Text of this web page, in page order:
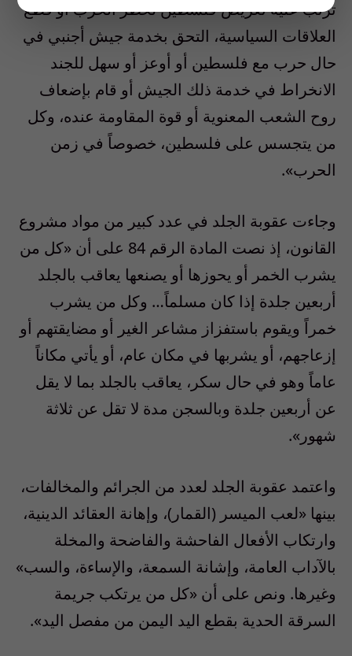
ترتب عليه تعريض فلسطين لخطر الحرب أو قطع
العلاقات السياسية، التحق بخدمة جيش أجنبي في
حال حرب مع فلسطين أو أوعز أو سهل للجند
الانخراط في خدمة ذلك الجيش أو قام بإضعاف
روح الشعب المعنوية أو قوة المقاومة عنده، وكل
من يتجسس على فلسطين، خصوصاً في زمن
الحرب».
وجاءت عقوبة الجلد في عدد كبير من مواد مشروع
القانون، إذ نصت المادة الرقم 84 على أن «كل من
يشرب الخمر أو يحوزها أو يصنعها يعاقب بالجلد
أربعين جلدة إذا كان مسلماً… وكل من يشرب
خمراً ويقوم باستفزاز مشاعر الغير أو مضايقتهم أو
إزعاجهم، أو يشربها في مكان عام، أو يأتي مكاناً
عاماً وهو في حال سكر، يعاقب بالجلد بما لا يقل
عن أربعين جلدة وبالسجن مدة لا تقل عن ثلاثة
شهور».
واعتمد عقوبة الجلد لعدد من الجرائم والمخالفات،
بينها «لعب الميسر (القمار)، وإهانة العقائد الدينية،
وارتكاب الأفعال الفاحشة والفاضحة والمخلة
بالآداب العامة، وإشانة السمعة، والإساءة، والسب»
وغيرها. ونص على أن «كل من يرتكب جريمة
السرقة الحدية بقطع اليد اليمن من مفصل اليد».